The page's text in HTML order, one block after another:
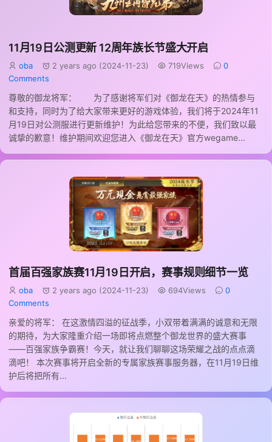
11月19日公测更新 12周年族长节盛大开启
oba 2 years ago (2024-11-23) 719Views
0
Comments
尊敬的御龙将军： 为了感谢将军们对《御龙在天》的热情参与
和支持，同时为了给大家带来更好的游戏体验，我们将于2024年11
月19日对公测服进行更新维护！为此给您带来的不便，我们致以最
诚挚的歉意！维护期间欢迎您进入《御龙在天》官方wegame...
首届百强家族赛11月19日开启，赛事规则细节一览
oba 2 years ago (2024-11-23) 694Views
0
Comments
亲爱的将军： 在这激情四溢的征战季，小双带着满满的诚意和无限
的期待，为大家隆重介绍一场即将点燃整个御龙世界的盛大赛事
――百强家族争霸赛！今天，就让我们聊聊这场荣耀之战的点点滴
滴吧！ 本次赛事将开启全新的专属家族赛事服务器，在11月19日维
护后将把所有...